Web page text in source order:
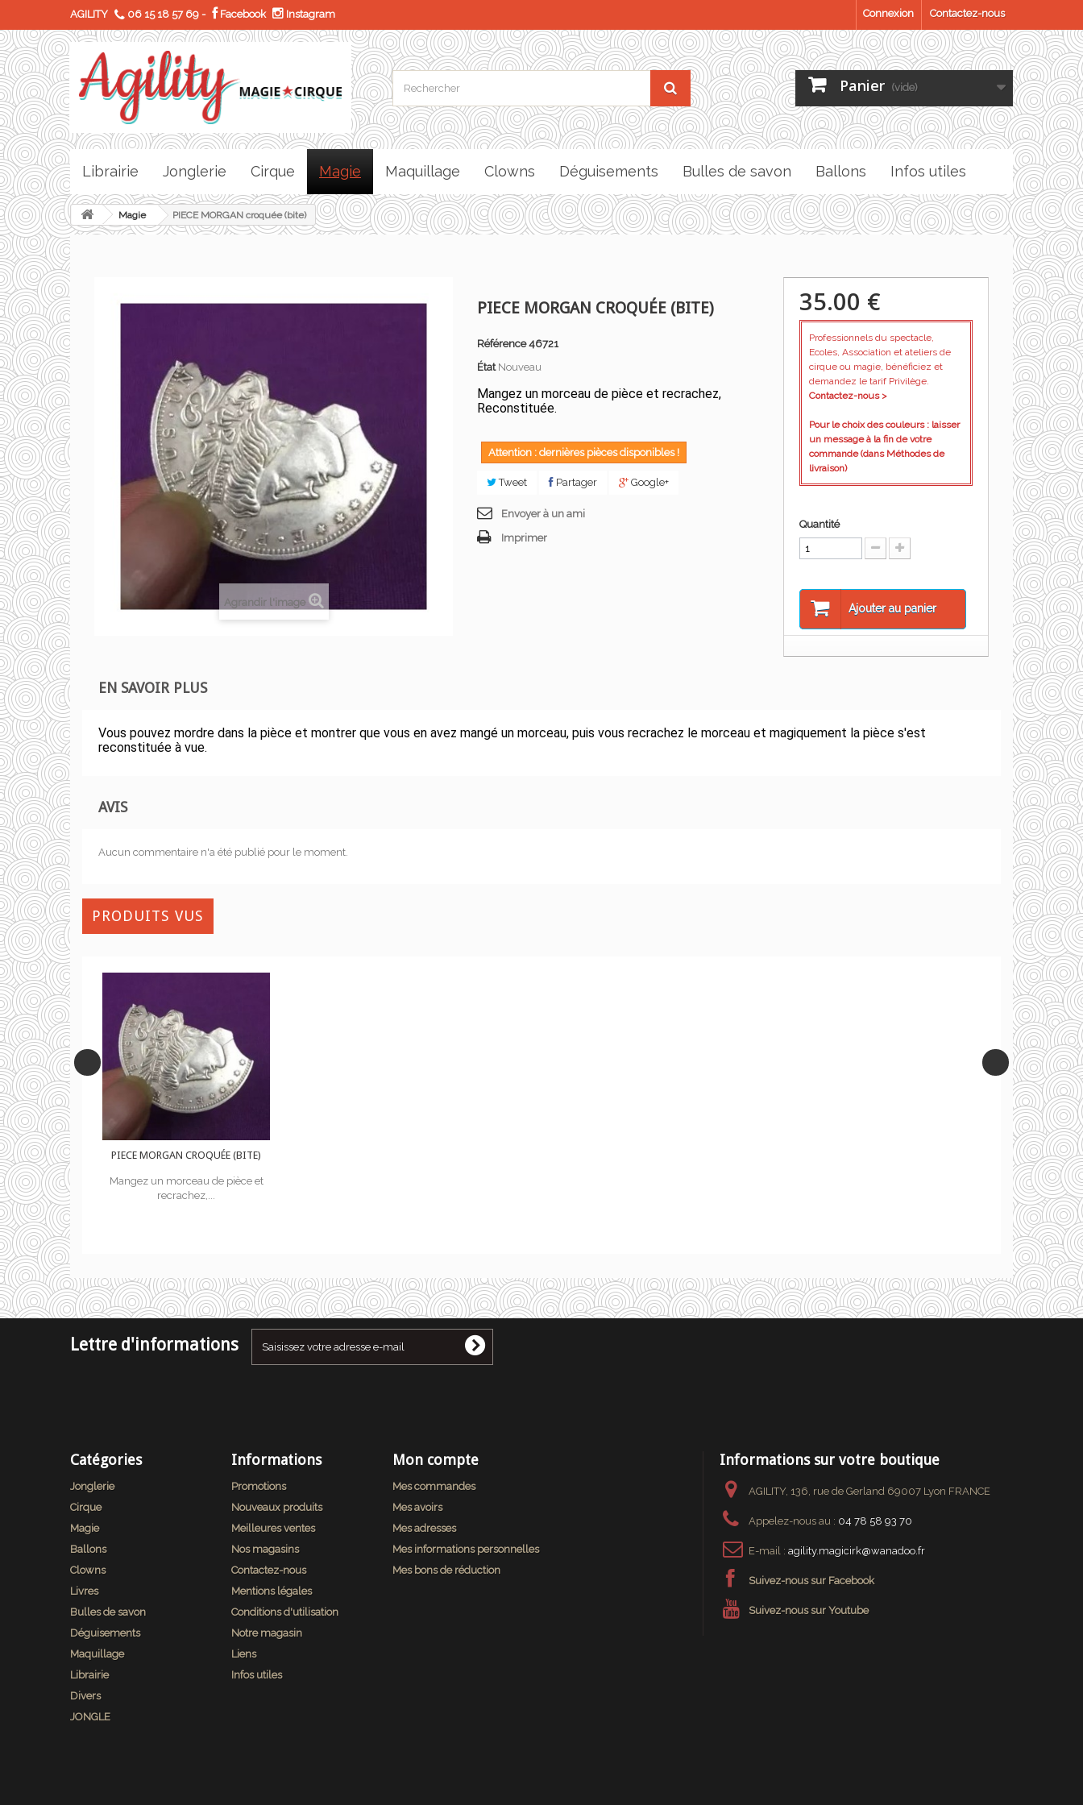
AGILITY 06 15 18 57 69 - Facebook Instagram Contactez-nous
Connexion
Panier (vide)
Librairie Jonglerie Cirque Magie Maquillage Clowns Déguisements Bulles de savon Ballons Infos utiles
Magie PIECE MORGAN croquée (bite)
Agrandir l'image
PIECE MORGAN CROQUÉE (BITE)
Référence 46721
État Nouveau
Mangez un morceau de pièce et recrachez,
Reconstituée.
Attention : dernières pièces disponibles !
Tweet Partager Google+
Envoyer à un ami
Imprimer
35.00 €
Professionnels du spectacle,
Ecoles, Association et ateliers de
cirque ou magie, bénéficiez et
demandez le tarif Privilège.
Contactez-nous >
Pour le choix des couleurs : laisser
un message à la fin de votre
commande (dans Méthodes de
livraison)
Quantité
Ajouter au panier
EN SAVOIR PLUS
Vous pouvez mordre dans la pièce et montrer que vous en avez mangé un morceau, puis vous recrachez le morceau et magiquement la pièce s'est
reconstituée à vue.
AVIS
Aucun commentaire n'a été publié pour le moment.
PRODUITS VUS
(BITE)
de pièce et
PIECE MORGAN CROQUÉE (BITE)
Mangez un morceau de pièce et
recrachez,...
Lettre d'informations
Catégories
Jonglerie
Cirque
Magie
Ballons
Clowns
Livres
Bulles de savon
Déguisements
Maquillage
Librairie
Divers
JONGLE
Informations
Promotions
Nouveaux produits
Meilleures ventes
Nos magasins
Contactez-nous
Mentions légales
Conditions d'utilisation
Notre magasin
Liens
Infos utiles
Mon compte
Mes commandes
Mes avoirs
Mes adresses
Mes informations personnelles
Mes bons de réduction
Informations sur votre boutique
AGILITY, 136, rue de Gerland 69007 Lyon FRANCE
Appelez-nous au : 04 78 58 93 70
E-mail : agility.magicirk@wanadoo.fr
Suivez-nous sur Facebook
Suivez-nous sur Youtube